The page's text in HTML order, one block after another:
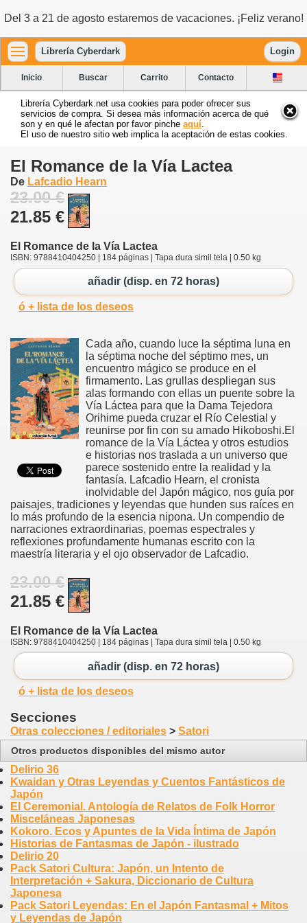
Del 3 a 21 de agosto estaremos de vacaciones. ¡Feliz verano!
Librería Cyberdark Login
Inicio Buscar Carrito Contacto
Librería Cyberdark.net usa cookies para poder ofrecer sus
servicios de compra. Si desea más información acerca de qué
son y en qué le afectan por favor pinche aquí
El uso de nuestro sitio web implica la aceptación de estas cookies.
El Romance de la Vía Lactea
De Lafcadio Hearn
23.00 €
21.85 €
El Romance de la Vía Lactea
ISBN: 9788410404250 | 184 páginas | Tapa dura simil tela | 0.50 kg
añadir (disp. en 72 horas)
ó + lista de los deseos
Cada año, cuando luce la séptima luna en
la séptima noche del séptimo mes, un
encuentro mágico se produce en el
firmamento. Las grullas despliegan sus
alas formando con ellas un puente sobre la
Vía Láctea para que la Dama Tejedora
Orihime pueda cruzar el Río Celestial y
reunirse por fin con su amado Hikoboshi.El
romance de la Vía Láctea y otros estudios
e historias nos traslada a un universo que
parece sostenido entre la realidad y la
fantasía. Lafcadio Hearn, el cronista
inolvidable del Japón mágico, nos guía por
paisajes, tradiciones y leyendas que hunden sus raíces en
lo más profundo de la esencia nipona. Un compendio de
narraciones extraordinarias, poemas espectrales y
reflexiones profundamente humanas escrito con la
maestría literaria y el ojo observador de Lafcadio.
23.00 €
21.85 €
El Romance de la Vía Lactea
ISBN: 9788410404250 | 184 páginas | Tapa dura simil tela | 0.50 kg
añadir (disp. en 72 horas)
ó + lista de los deseos
Secciones
Otras colecciones / editoriales > Satori
Otros productos disponibles del mismo autor
Delirio 36
Kwaidan y Otras Leyendas y Cuentos Fantásticos de
Japón
El Ceremonial. Antología de Relatos de Folk Horror
Misceláneas Japonesas
Kokoro. Ecos y Apuntes de la Vida Íntima de Japón
Historias de Fantasmas de Japón - ilustrado
Delirio 20
Pack Satori Cultura: Japón, un Intento de
Interpretación + Sakura, Diccionario de Cultura
Japonesa
Pack Satori Leyendas: En el Japón Fantasmal + Mitos
y Leyendas de Japón